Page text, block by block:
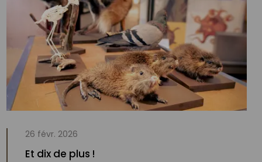
26 févr. 2026
Et dix de plus !